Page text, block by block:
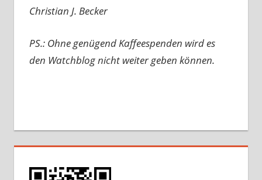
Christian J. Becker
PS.: Ohne genügend Kaffeespenden wird es
den Watchblog nicht weiter geben können.